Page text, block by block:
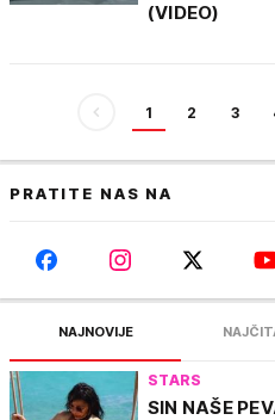
(VIDEO)
1 2 3
PRATITE NAS NA
NAJNOVIJE
STARS
SIN NAŠE